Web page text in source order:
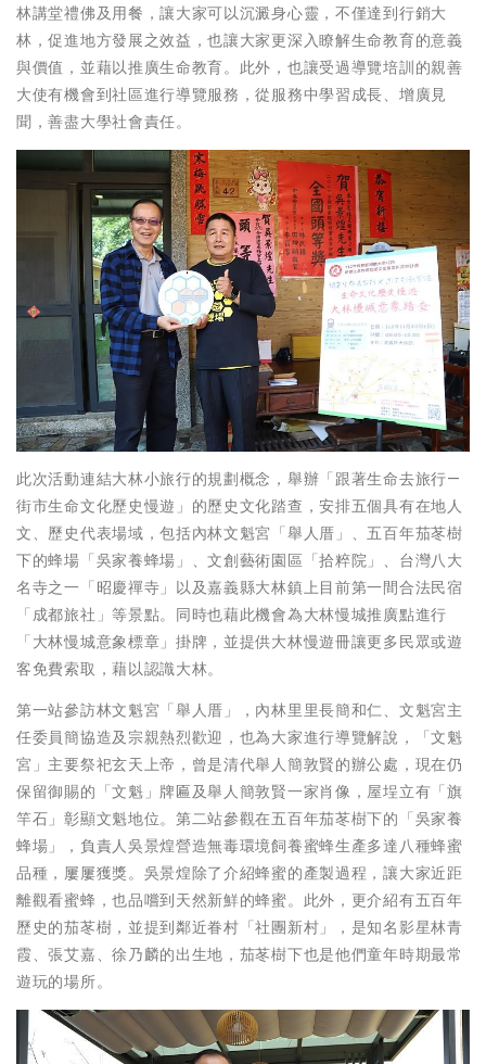
林講堂禮佛及用餐，讓大家可以沉澱身心靈，不僅達到行銷大
林，促進地方發展之效益，也讓大家更深入瞭解生命教育的意義
與價值，並藉以推廣生命教育。此外，也讓受過導覽培訓的親善
大使有機會到社區進行導覽服務，從服務中學習成長、增廣見
聞，善盡大學社會責任。
此次活動連結大林小旅行的規劃概念，舉辦「跟著生命去旅行—
街市生命文化歷史慢遊」的歷史文化踏查，安排五個具有在地人
文、歷史代表場域，包括內林文魁宮「舉人厝」、五百年茄苳樹
下的蜂場「吳家養蜂場」、文創藝術園區「拾粹院」、台灣八大
名寺之一「昭慶禪寺」以及嘉義縣大林鎮上目前第一間合法民宿
「成都旅社」等景點。同時也藉此機會為大林慢城推廣點進行
「大林慢城意象標章」掛牌，並提供大林慢遊冊讓更多民眾或遊
客免費索取，藉以認識大林。
第一站參訪林文魁宮「舉人厝」，內林里里長簡和仁、文魁宮主
任委員簡協造及宗親熱烈歡迎，也為大家進行導覽解說，「文魁
宮」主要祭祀玄天上帝，曾是清代舉人簡敦賢的辦公處，現在仍
保留御賜的「文魁」牌匾及舉人簡敦賢一家肖像，屋埕立有「旗
竿石」彰顯文魁地位。第二站參觀在五百年茄苳樹下的「吳家養
蜂場」，負責人吳景煌營造無毒環境飼養蜜蜂生產多達八種蜂蜜
品種，屢屢獲獎。吳景煌除了介紹蜂蜜的產製過程，讓大家近距
離觀看蜜蜂，也品嚐到天然新鮮的蜂蜜。此外，更介紹有五百年
歷史的茄苳樹，並提到鄰近眷村「社團新村」，是知名影星林青
霞、張艾嘉、徐乃麟的出生地，茄苳樹下也是他們童年時期最常
遊玩的場所。